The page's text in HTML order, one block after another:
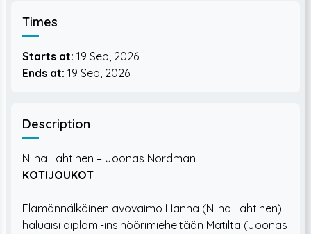
Times
Starts at: 19 Sep, 2026
Ends at: 19 Sep, 2026
Description
Niina Lahtinen – Joonas Nordman
KOTIJOUKOT
Elämännälkäinen avovaimo Hanna (Niina Lahtinen)
haluaisi diplomi-insinöörimieheltään Matilta (Joonas